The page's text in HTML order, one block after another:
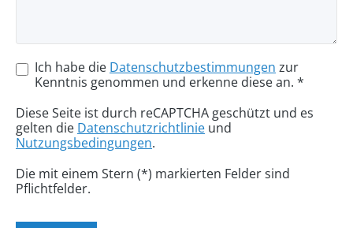
Ich habe die Datenschutzbestimmungen zur
Kenntnis genommen und erkenne diese an. *
Diese Seite ist durch reCAPTCHA geschützt und es
gelten die Datenschutzrichtlinie und
Nutzungsbedingungen.
Die mit einem Stern (*) markierten Felder sind
Pflichtfelder.